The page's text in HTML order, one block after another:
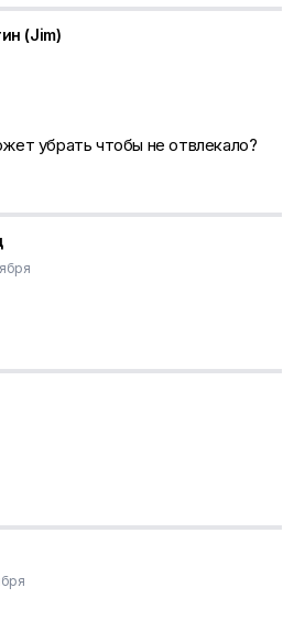
(Jim)
убрать чтобы не отвлекало?